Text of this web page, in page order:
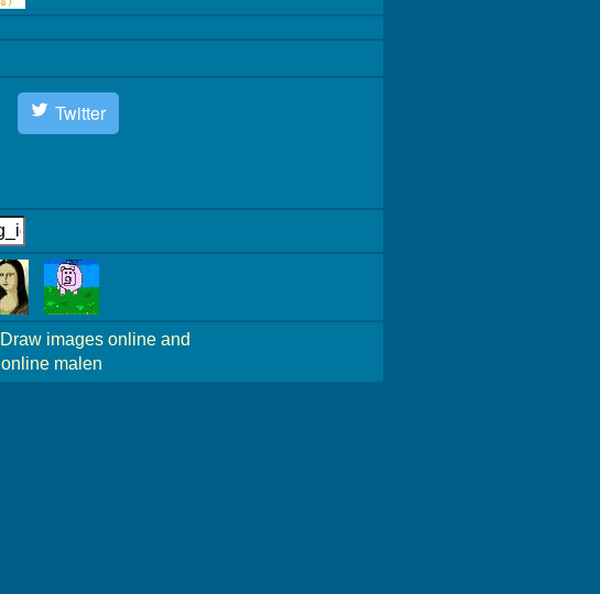
Twitter
Draw images online and
online malen